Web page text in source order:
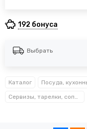
192 бонуса
Выбрать
Каталог
Сервизы, тарелки, сопутствующие